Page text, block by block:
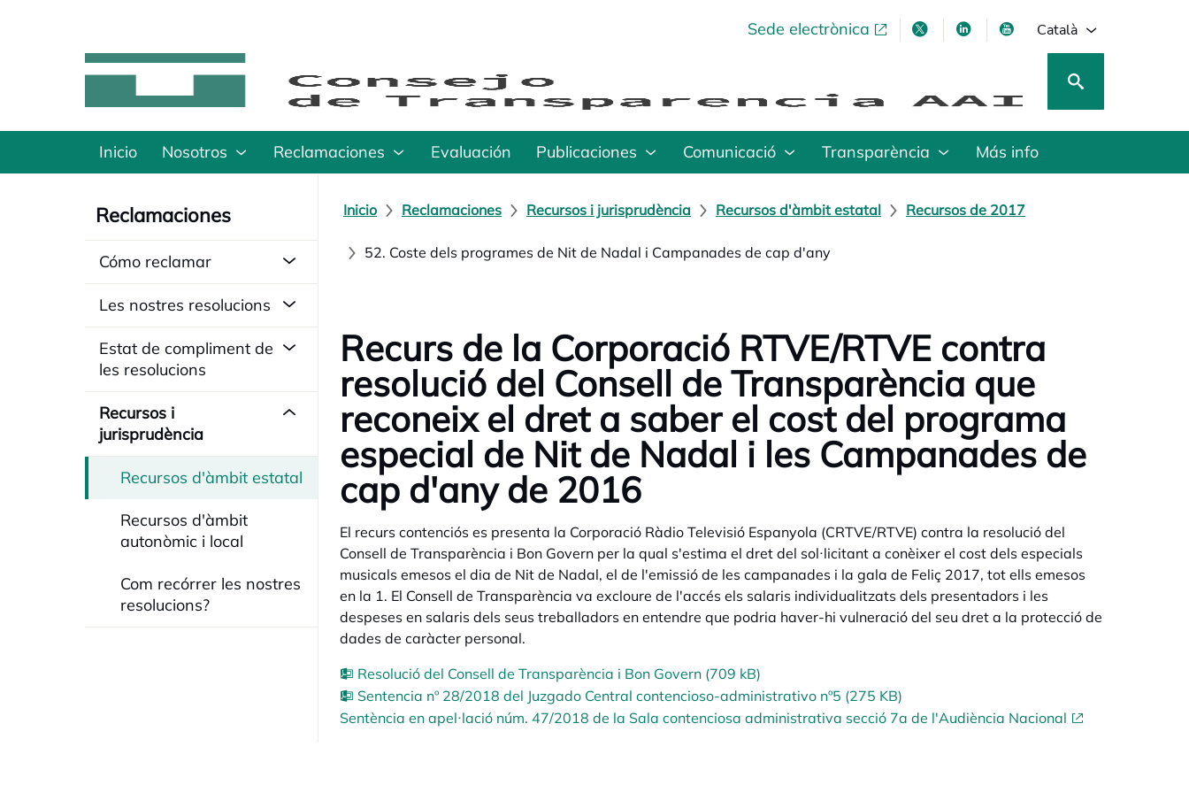
Sede electrònicaopens in a new tabopens in a new tab
opens in a new tab
opens in a new tab
Català
Inicio Nosotros Reclamaciones Evaluación Publicaciones Comunicació Transparència Más info
Reclamaciones
Cómo reclamar
Les nostres resolucions
Estat de compliment de
les resolucions
Recursos i
jurisprudència
Recursos d'àmbit estatal
Recursos d'àmbit
autonòmic i local
Com recórrer les nostres
resolucions?
Inicio Reclamaciones Recursos i jurisprudència Recursos d'àmbit estatal Recursos de 2017
52. Coste dels programes de Nit de Nadal i Campanades de cap d'any
Recurs de la Corporació RTVE/RTVE contra
resolució del Consell de Transparència que
reconeix el dret a saber el cost del programa
especial de Nit de Nadal i les Campanades de
cap d'any de 2016
El recurs contenciós es presenta la Corporació Ràdio Televisió Espanyola (CRTVE/RTVE) contra la resolució del
Consell de Transparència i Bon Govern per la qual s'estima el dret del sol·licitant a conèixer el cost dels especials
musicals emesos el dia de Nit de Nadal, el de l'emissió de les campanades i la gala de Feliç 2017, tot ells emesos
en la 1. El Consell de Transparència va excloure de l'accés els salaris individualitzats dels presentadors i les
despeses en salaris dels seus treballadors en entendre que podria haver-hi vulneració del seu dret a la protecció de
dades de caràcter personal.
Resolució del Consell de Transparència i Bon Govern (709 kB)
Sentencia nº 28/2018 del Juzgado Central contencioso-administrativo nº5 (275 KB)
Sentència en apel·lació núm. 47/2018 de la Sala contenciosa administrativa secció 7a de l'Audiència Nacional